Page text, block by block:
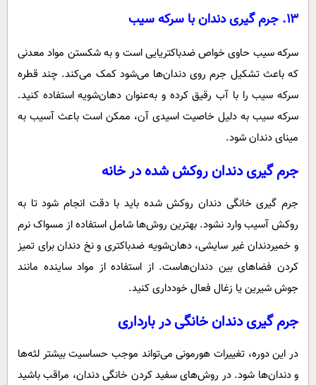
۱۳. جرم گیری دندان با سرکه سیب
سرکه سیب حاوی خواص ضدباکتریایی است و به شکستن مواد معدنی
که باعث تشکیل جرم روی دندان‌ها می‌شود کمک می‌کند. چند قطره
سرکه سیب را با آب رقیق کرده و به‌عنوان دهان‌شویه استفاده ‌کنید.
سرکه سیب به دلیل خاصیت اسیدی آن، ممکن است باعث آسیب به
مینای دندان شود.
جرم گیری دندان روکش شده در خانه
جرم گیری خانگی دندان روکش شده باید با دقت انجام شود تا به
روکش آسیب وارد نشود. بهترین روش‌ها شامل استفاده از مسواک نرم
و خمیردندان غیر سایشی، دهان‌شویه ضدباکتری و نخ دندان برای تمیز
کردن فضاهای بین دندان‌هاست. از استفاده از مواد ساینده مانند
جوش شیرین یا زغال فعال خودداری کنید.
جرم گیری دندان خانگی در بارداری
در این دوره، تغییرات هورمونی می‌تواند موجب حساسیت بیشتر لثه‌ها
و دندان‌ها شود. در روش‌های سفید کردن خانگی دندان، مراقب باشید